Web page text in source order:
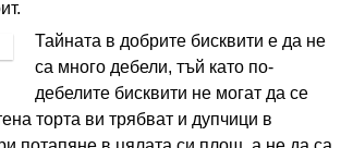
Тайната в добрите бисквити е да не
са много дебели, тъй като по-
дебелите бисквити не могат да се
торта ви трябват и дупчици в